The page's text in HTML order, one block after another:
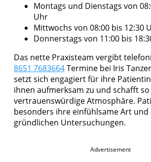
Montags und Dienstags von
Uhr
Mittwochs von 08:00 bis 12:30
Donnerstags von 11:00 bis
Das nette Praxisteam vergibt
8651 7683664Termine bei Iris
setzt sich engagiert für ihre
ihnen aufmerksam zu und schafft
vertrauenswürdige Atmosphäre.
besonders ihre einfühlsame Art und
gründlichen Untersuchungen.
Advertisement